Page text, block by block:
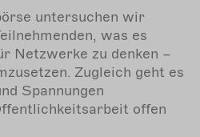
untersuchen wir
was es
Netzwerke zu denken –
Zugleich geht es
Spannungen
offen